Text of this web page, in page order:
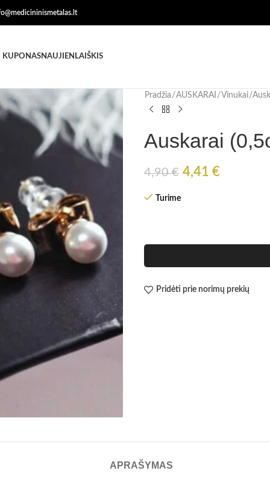
KUPONASNAUJIENLAIŠKIS
Pradžia AUSKARAI Vinukai
Auskarai
4,90€ 4,41 €
Turime
Pridėti prie norimų prekių
APRAŠYMAS